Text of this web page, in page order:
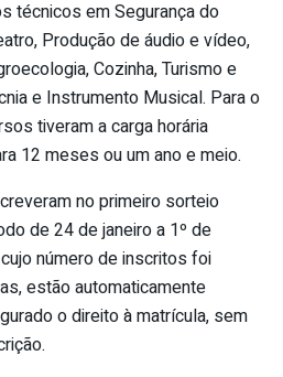
técnicos em Segurança do
Produção de áudio e vídeo,
Cozinha, Turismo e
e Instrumento Musical. Para o
tiveram a carga horária
12 meses ou um ano e meio.
no primeiro sorteio
de 24 de janeiro a 1º de
número de inscritos foi
estão automaticamente
o direito à matrícula, sem